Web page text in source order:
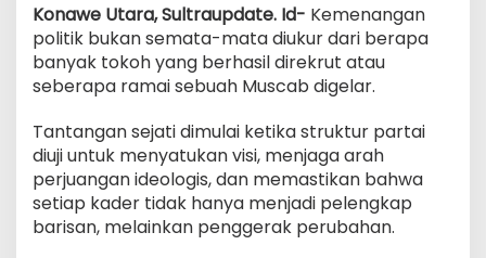
Konawe Utara, Sultraupdate. Id- Kemenangan
politik bukan semata-mata diukur dari berapa
banyak tokoh yang berhasil direkrut atau
seberapa ramai sebuah Muscab digelar.
Tantangan sejati dimulai ketika struktur partai
diuji untuk menyatukan visi, menjaga arah
perjuangan ideologis, dan memastikan bahwa
setiap kader tidak hanya menjadi pelengkap
barisan, melainkan penggerak perubahan.